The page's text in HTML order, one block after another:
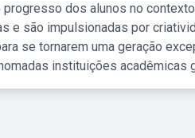
dos alunos no
e são impulsionadas por
se tornarem uma geração
instituições acadêmicas